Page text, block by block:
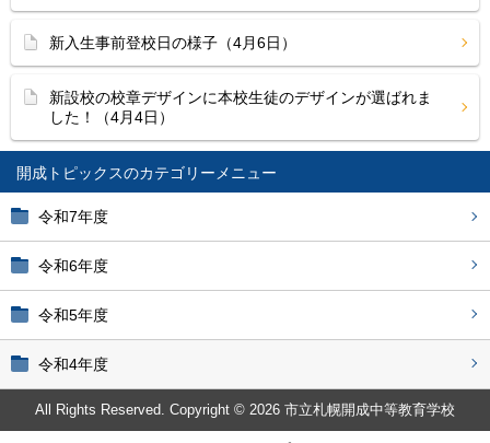
開成トピックス
令和7年度
令和6年度
令和5年度
令和4年度
新入生事前登校日の様子（4月6日）
新設校の校章デザインに本校生徒のデザインが選ばれま
した！（4月4日）
All Rights Reserved. Copyright © 2026 市立札幌開成中等教育学校